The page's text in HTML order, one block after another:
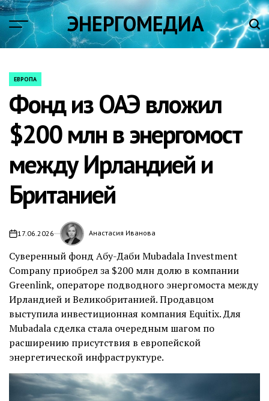
Skip
content
ЭНЕРГОМЕДИА
POSTED
ЕВРОПА
Фонд из ОАЭ вложил
$200 млн в энергомост
между Ирландией и
Британией
on17.06.2026 Анастасия Иванова
Суверенный фонд Абу-Даби Mubadala Investment
Company приобрел за $200 млн долю в компании
Greenlink, операторе подводного энергомоста между
Ирландией и Великобританией. Продавцом
выступила инвестиционная компания Equitix. Для
Mubadala сделка стала очередным шагом по
расширению присутствия в европейской
энергетической инфраструктуре.